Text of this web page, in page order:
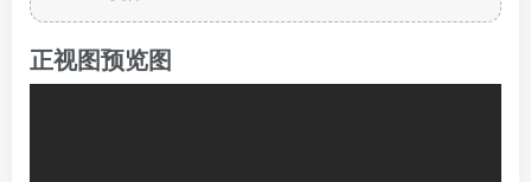
正视图预览图